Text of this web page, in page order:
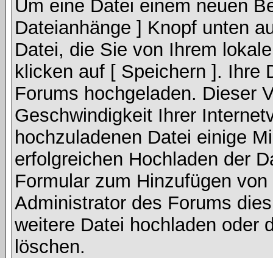
Um eine Datei einem neuen
Dateianhänge ] Knopf unten
Datei, die Sie von Ihrem
klicken auf [ Speichern ]. Ihre
Forums hochgeladen. Dieser
Geschwindigkeit Ihrer
hochzuladenen Datei einige
erfolgreichen Hochladen der
Formular zum Hinzufügen
Administrator des Forums
weitere Datei hochladen oder
löschen.